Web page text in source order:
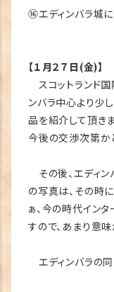
⑯エディンバラ城に
【１月２７日(金)】
スコットランド
ンバラ中心より少
品を紹介して頂き
今後の交渉次第か
その後、エディ
の写真は、その時
ぁ、今の時代イン
すので、あまり意
エディンバラの